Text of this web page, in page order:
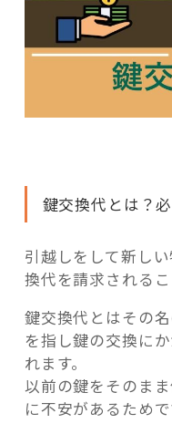
鍵交換代とは？
引越しをして新し
換代を請求されるこ
鍵交換代とはその
を指し鍵の交換に
れます。
以前の鍵をそのま
に不安があるためで